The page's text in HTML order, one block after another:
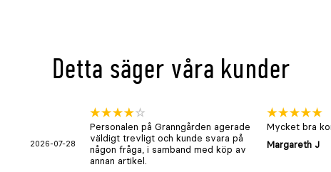
Detta säger våra kunder
2026-07-28
Personalen på Granngården agerade
väldigt trevligt och kunde svara på
någon fråga, i samband med köp av
annan artikel.
Mycket bra
Margareth J